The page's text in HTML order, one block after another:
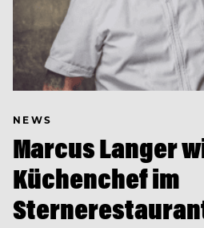
NEWS
Marcus Langer
Küchenchef im